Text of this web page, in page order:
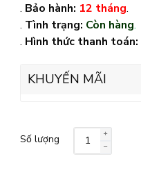
. Bảo hành: 12 tháng.
. Tình trạng: Còn hàng.
. Hình thức thanh toán:
KHUYẾN MÃI
Số lượng
Ghế